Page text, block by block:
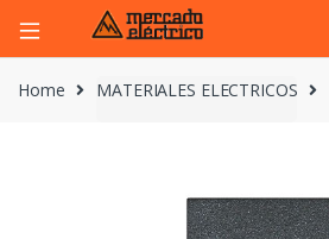
Home MATERIALES ELECTRICOS